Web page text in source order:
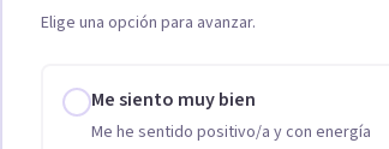
Elige una opción para avanzar.
Me siento muy bien
Me he sentido positivo/a y con energía